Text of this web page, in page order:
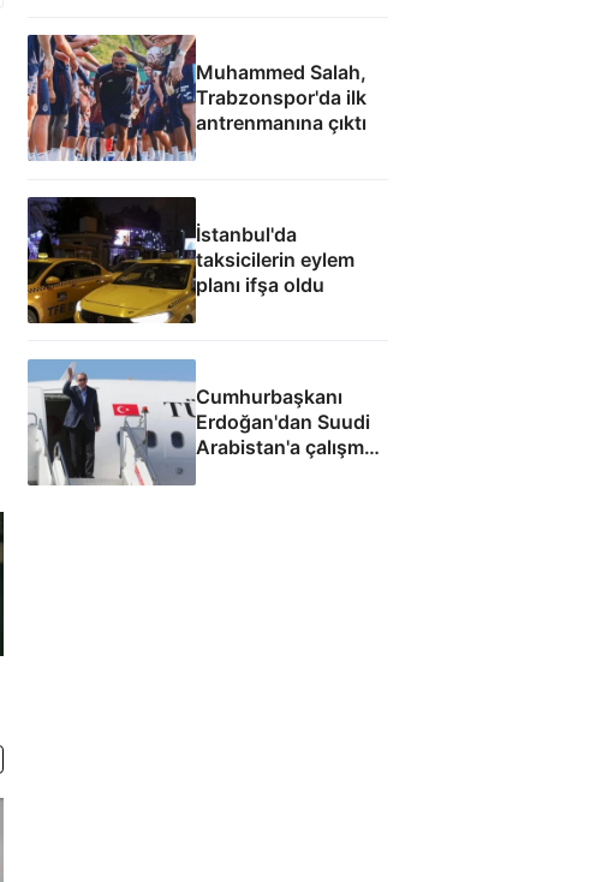
Muhammed Salah,
Trabzonspor'da ilk
antrenmanına çıktı
İstanbul'da
taksicilerin eylem
planı ifşa oldu
Cumhurbaşkanı
Erdoğan'dan Suudi
Arabistan'a çalışma